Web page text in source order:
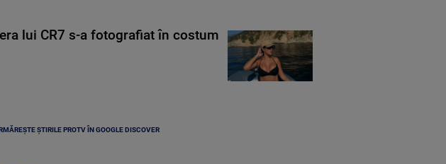
lui CR7 s-a fotografiat în costum
ȘTIRILE PROTV ÎN GOOGLE DISCOVER